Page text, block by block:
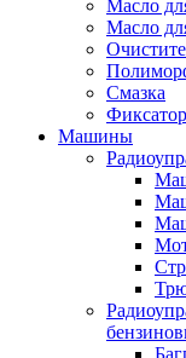
Масло
Масло
Смазка
Машины